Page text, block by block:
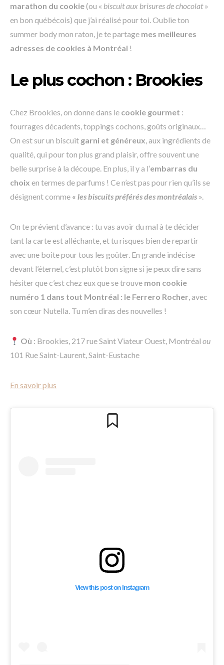
marathon du cookie(ou « biscuit aux brisures de chocolat»
en bon québécois) que j’ai réalisé pour toi. Oublie ton
summer body mon raton, je te partage mes meilleures
adresses de cookies à Montréal !
Le plus cochon : Brookies
Chez Brookies, on donne dans le cookie gourmet :
fourrages décadents, toppings cochons, goûts originaux…
On est sur un biscuit garni et généreux, aux ingrédients de
qualité, qui pour ton plus grand plaisir, offre souvent une
belle surprise à la découpe. En plus, il y a l’embarras du
choix en termes de parfums ! Ce n’est pas pour rien qu’ils se
désignent comme « les biscuits préférés des montréalais ».
On te prévient d’avance : tu vas avoir du mal à te décider
tant la carte est alléchante, et tu risques bien de repartir
avec une boite pour tous les goûter. En grande indécise
devant l’éternel, c’est plutôt bon signe si je peux dire sans
hésiter que c’est chez eux que se trouve mon cookie
numéro 1 dans tout Montréal : le Ferrero Rocher, avec
son cœur Nutella. Tu m’en diras des nouvelles !
Où : Brookies, 217 rue Saint Viateur Ouest, Montréalou
101 Rue Saint-Laurent, Saint-Eustache
En savoir plus
View this post on Instagram